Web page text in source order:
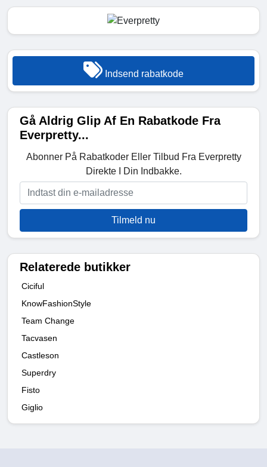
Indsend rabatkode
Gå Aldrig Glip Af En Rabatkode Fra
Everpretty...
Abonner På Rabatkoder Eller Tilbud Fra Everpretty
Direkte I Din Indbakke.
Tilmeld nu
Relaterede butikker
Ciciful
KnowFashionStyle
Team Change
Tacvasen
Castleson
Superdry
Fisto
Giglio